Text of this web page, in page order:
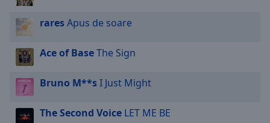
raresApus de soare
Ace of BaseThe Sign
Bruno M**sI Just Might
The Second Voice LET ME BE